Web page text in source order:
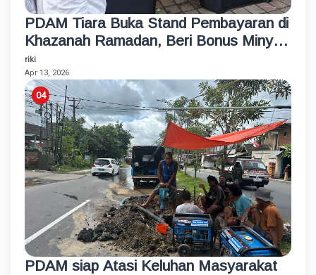
PDAM Tiara Buka Stand Pembayaran di
Khazanah Ramadan, Beri Bonus Minyak
Goreng
riki
Apr 13, 2026
PDAM siap Atasi Keluhan Masyarakat